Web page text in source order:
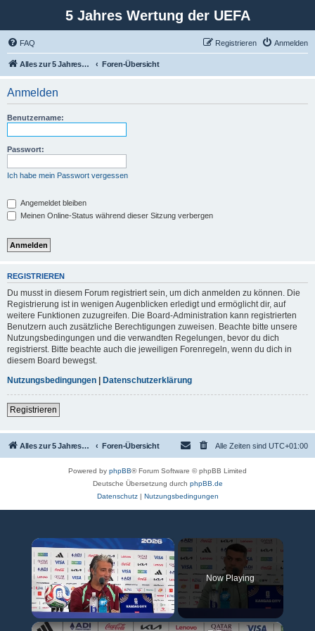
5 Jahres Wertung der UEFA
FAQ Anmelden
Registrieren
Alles zur 5 Jahreswertung / Tabelle der UEFA mit vielen Statistiken. Foren-Übersicht
Anmelden
Benutzername:
Passwort:
Ich habe mein Passwort vergessen
Angemeldet bleiben
Meinen Online-Status während dieser Sitzung verbergen
REGISTRIEREN
Du musst in diesem Forum registriert sein, um dich anmelden zu können. Die
Registrierung ist in wenigen Augenblicken erledigt und ermöglicht dir, auf
weitere Funktionen zuzugreifen. Die Board-Administration kann registrierten
Benutzern auch zusätzliche Berechtigungen zuweisen. Beachte bitte unsere
Nutzungsbedingungen und die verwandten Regelungen, bevor du dich
registrierst. Bitte beachte auch die jeweiligen Forenregeln, wenn du dich in
diesem Board bewegst.
Nutzungsbedingungen | Datenschutzerklärung
Registrieren
Alles zur 5 Jahreswertung / Tabelle der UEFA mit vielen Statistiken. Foren-Übersicht Alle Zeiten sind UTC+01:00
Powered by phpBB® Forum Software © phpBB Limited
Deutsche Übersetzung durch phpBB.de
Datenschutz| Nutzungsbedingungen
×
Unmute
Now Playing
×